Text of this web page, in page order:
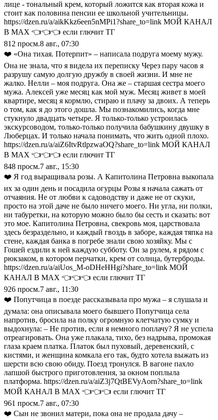
лице - тональный крем, который ложится как вторая кожа и
стоит как половина пенсии ее школьной учительницы.
https://dzen.ru/a/aikKkz6een5nMPi1?share_to=link МОЙ КАНАЛ
В МАХ 👈👈👈 если глючит ТГ
812 просм.8 авг., 07:30
❤️ «Она тихая. Потерпит» – написала подруга моему мужу.
Она не знала, что я видела их переписку Через пару часов я
разрушу самую долгую дружбу в своей жизни. И мне не
жалко. Нелли – моя подруга. Она же – старшая сестра моего
мужа. Алексей уже месяц как мой муж. Месяц живет в моей
квартире, месяц я кормлю, стираю и плачу за двоих. А теперь
о том, как я до этого дошла. Мы познакомились, когда мне
стукнуло двадцать четыре. Я только-только устроилась
экскурсоводом, только-только получила бабушкину двушку в
Люберцах. И только начала понимать, что жить одной плохо.
https://dzen.ru/a/aiZ6ItvRtlpzwaOQ?share_to=link МОЙ КАНАЛ
В МАХ 👈👈👈 если глючит ТГ
848 просм.7 авг., 15:30
❤️ Я год выращивала розы. А Капитолина Петровна выкопала
их за один день и посадила огурцы Розы я начала сажать от
отчаяния. Не от любви к садоводству и даже не от скуки,
просто на этой даче не было ничего моего. Ни угла, ни полки,
ни табуретки, на которую можно было бы сесть и сказать: вот
это мое. Капитолина Петровна, свекровь моя, царствовала
здесь безраздельно, и каждый гвоздь в заборе, каждая тяпка на
стене, каждая банка в погребе знали свою хозяйку. Мы с
Гошей ездили к ней каждую субботу. Он за рулем, я рядом с
рюкзаком, в котором перчатки, крем от солнца, бутерброды.
https://dzen.ru/a/aiUos_M-oDHeHHgi?share_to=link МОЙ
КАНАЛ В МАХ 👈👈👈 если глючит ТГ
926 просм.7 авг., 11:30
❤️ Попутчица в поезде рассказывала про мужа – я слушала и
думала: она описывала моего бывшего Попутчица села
напротив, бросила на полку огромную клетчатую сумку и
выдохнула: – Не против, если я немного поплачу? Я не успела
отреагировать. Она уже плакала, тихо, без надрыва, промокая
глаза краем платка. Платок был пуховый, деревенский, с
кистями, и женщина комкала его так, будто хотела выжать из
шерсти всю свою обиду. Поезд тронулся. В вагоне пахло
лапшой быстрого приготовления, за окном поплыла
платформа. https://dzen.ru/a/aiZ3j7QtBEVyAorn?share_to=link
МОЙ КАНАЛ В МАХ 👈👈👈 если глючит ТГ
961 просм.7 авг., 07:30
❤️ Сын не звонил матери, пока она не продала дачу –